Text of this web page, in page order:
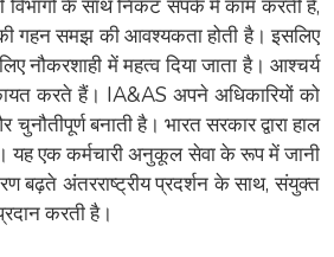
के साथ निकट संपर्क में काम करती है,
गहन समझ की आवश्यकता होती है। इसलिए
नौकरशाही में महत्व दिया जाता है। आश्चर्य
करते हैं। IA&AS अपने अधिकारियों को
बनाती है। भारत सरकार द्वारा हाल
यह एक कर्मचारी अनुकूल सेवा के रूप में जानी
बढ़ते अंतरराष्ट्रीय प्रदर्शन के साथ, संयुक्त
करती है।